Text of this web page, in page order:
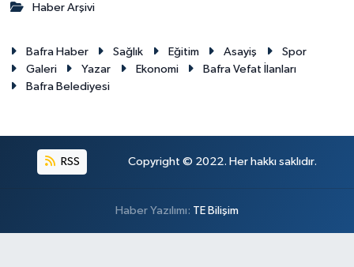
Haber Arşivi
Bafra Haber Sağlık Eğitim Asayiş
Spor
Galeri
Yazar Ekonomi
Bafra Vefat İlanları
Bafra Belediyesi
RSS Copyright © 2022. Her hakkı saklıdır.
Haber Yazılımı: TE Bilişim